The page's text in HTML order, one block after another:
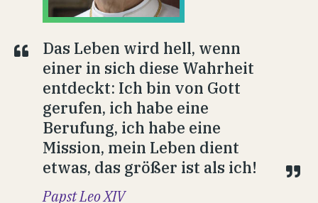
Das Leben wird hell, wenn
einer in sich diese Wahrheit
entdeckt: Ich bin von Gott
gerufen, ich habe eine
Berufung, ich habe eine
Mission, mein Leben dient
etwas, das größer ist als ich!
Papst Leo XIV